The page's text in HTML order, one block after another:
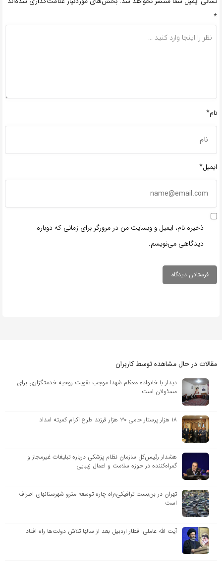
*
نام*
ایمیل*
ذخیره نام، ایمیل و وبسایت من در مرورگر برای زمانی که دوباره
دیدگاهی می‌نویسم.
مقالات در حال مشاهده توسط کاربران
دیدار با خانواده معظم شهدا موجب تقویت روحیه خدمتگزاری برای
مسئولان است
۱۸ هزار پرستار حامی ۳۰ هزار فرزند طرح اکرام کمیته امداد
هشدار رئیس‌کل سازمان نظام پزشکی درباره تبلیغات غیرمجاز و
گمراه‌کننده در حوزه سلامت و اعمال زیبایی
تهران در بن‌بست ترافیکی؛راه چاره توسعه مترو شهرستانهای اطراف
است
آیت الله عاملی: قطار اردبیل بعد از سالها تلاش دولت‌ها راه افتاد